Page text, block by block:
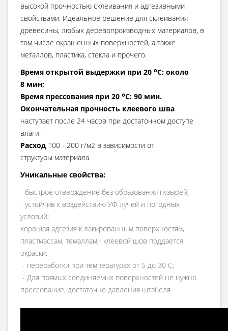
высокой прочностью склеивания и адгезивными
свойствами. Идеальное решение для склеивания
древесины, любых деревопроизводных материалов, в
том числе окрашенных поверхностей, а также
металлов, пластика, стекла и прочего.
Время открытой выдержки при 20 оС: около
8 мин;
Время прессования при 20 оС: 90 мин.
Окончательная прочность клеевого шва
наступает после 24 часов при достаточном доступе
влаги.
Расход 100 - 200 г/м2 в зависимости от
структуры материала
Уникальные свойства:
- быстрое отверждение без образования пузырей;
- устойчив к воздействию УФ лучей и погодных
условий;
хорошая адгезия к лакированным поверхностям,
пластмассам, темаллам;- клеевой шов поддается
окраски;
- переработки при температурах от 5 до 30 С;
- Для прямых соединяемых поверхностей не нужно
прессование, достаточно давления штабеля